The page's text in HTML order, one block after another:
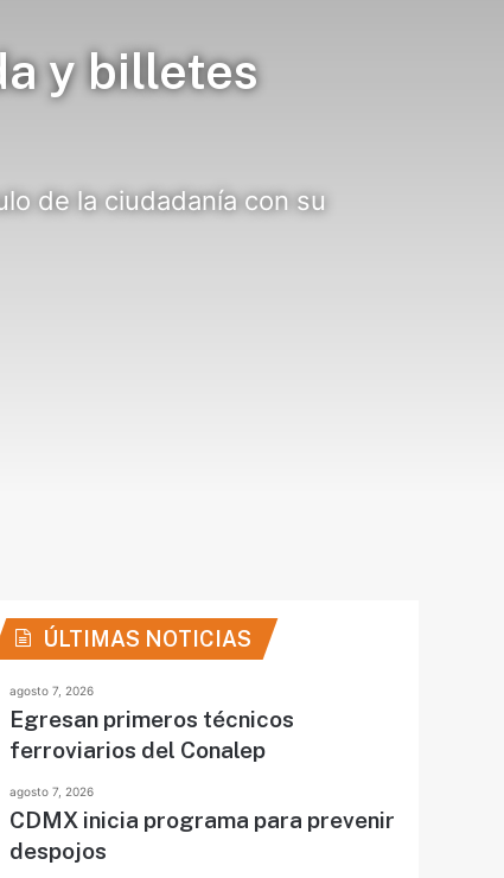
y billetes
de la ciudadanía con su
ÚLTIMAS NOTICIAS
agosto 7, 2026
Egresan primeros técnicos
ferroviarios del Conalep
agosto 7, 2026
CDMX inicia programa para prevenir
despojos